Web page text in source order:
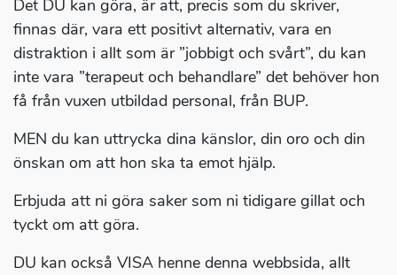
Det DU kan göra, är att, precis som du skriver,
finnas där, vara ett positivt alternativ, vara en
distraktion i allt som är ”jobbigt och svårt”, du kan
inte vara ”terapeut och behandlare” det behöver hon
få från vuxen utbildad personal, från BUP.
MEN du kan uttrycka dina känslor, din oro och din
önskan om att hon ska ta emot hjälp.
Erbjuda att ni göra saker som ni tidigare gillat och
tyckt om att göra.
DU kan också VISA henne denna webbsida, allt